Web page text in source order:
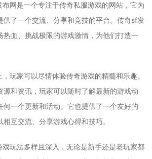
网是一个专注于传奇私服游戏的网站，它为
供了一个交流、分享和竞技的平台。传奇sf发
热血、挑战极限的游戏激情，为他们打造一
玩家可以尽情体验传奇游戏的精髓和乐趣。
源和资讯，玩家可以随时了解最新的游戏动
何一个更新和活动。它也提供了一个友好的
互交流、分享游戏心得和技巧。
玩法多样且深入，无论是新手还是老玩家都